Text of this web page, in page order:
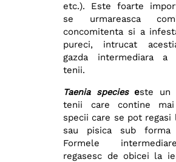
etc.). Este foarte
se urmareasca
concomitenta si a
pureci, intrucat
gazda intermediara a
tenii.
Taenia species este un
tenii care contine
specii care se pot regasi
sau pisica sub forma
Formele
regasesc de obicei la